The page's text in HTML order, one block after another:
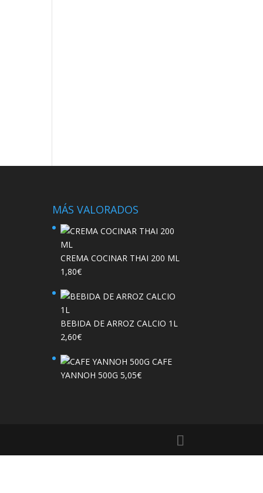
MÁS VALORADOS
CREMA COCINAR THAI 200 ML
1,80€
BEBIDA DE ARROZ CALCIO 1L
2,60€
CAFE
YANNOH 500G 5,05€